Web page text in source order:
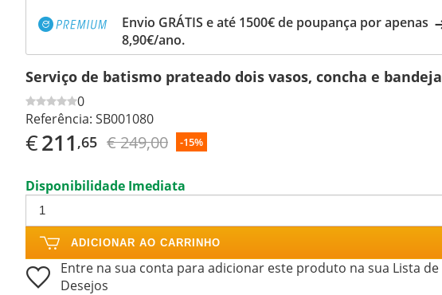
Envio GRÁTIS e até 1500€ de poupança por apenas
8,90€/ano.
Serviço de batismo prateado dois vasos, concha e bandeja
0
Referência: SB001080
€211 ,65 € 249,00 -15%
Disponibilidade Imediata
ADICIONAR AO CARRINHO
Entre na sua conta para adicionar este produto na sua Lista de
Desejos